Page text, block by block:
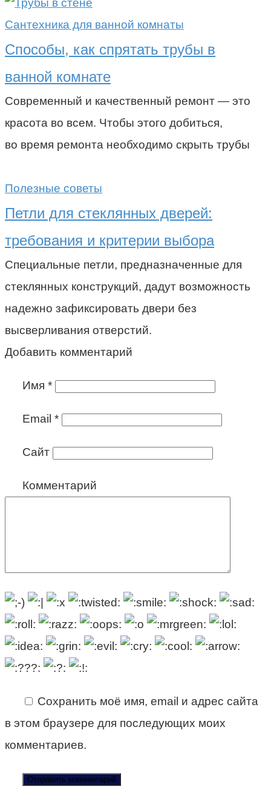
Сантехника для ванной комнаты
Способы, как спрятать трубы в
ванной комнате
Современный и качественный ремонт — это
красота во всем. Чтобы этого добиться,
во время ремонта необходимо скрыть трубы
Полезные советы
Петли для стеклянных дверей:
требования и критерии выбора
Специальные петли, предназначенные для
стеклянных конструкций, дадут возможность
надежно зафиксировать двери без
высверливания отверстий.
Добавить комментарий
Имя *
Email *
Сайт
Комментарий
Сохранить моё имя, email и адрес сайта
в этом браузере для последующих моих
комментариев.